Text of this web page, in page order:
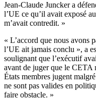
Jean-Claude Juncker a
l’UE ce qu’il avait exposé
m’avait contredit. »
« L’accord que nous avons
l’UE ait jamais conclu », a
soulignant que l’exécutif
avant de juger que le CETA
États membres jugent
ne sont pas valides en
faire obstacle. »